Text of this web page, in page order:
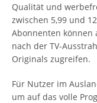
Qualität und
zwischen 5,99 und
Abonnenten können
nach der TV-
Originals zugreifen.
Für Nutzer im
um auf das volle